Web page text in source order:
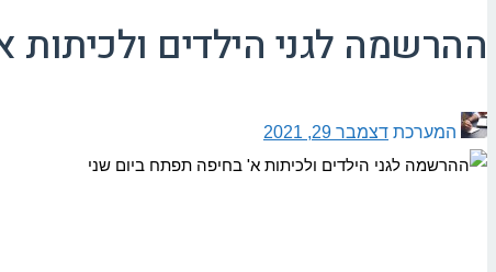
ההרשמה לגני הילדים
המערכת דצמבר 29, 2021